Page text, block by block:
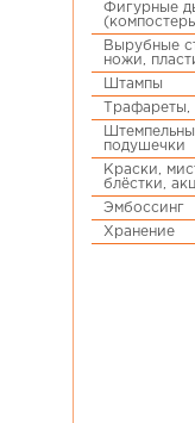
Фигурные
Вырубные
ножи,
Штампы
Трафареты,
подушечки
Краски,
блёстки,
Эмбоссинг
Хранение